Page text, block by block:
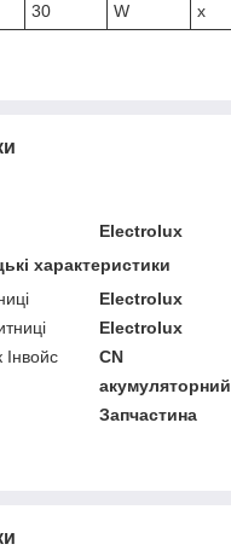
30
W
x
Electrolux
характеристики
Electrolux
Electrolux
Інвойс
CN
акумуляторний
Запчастина